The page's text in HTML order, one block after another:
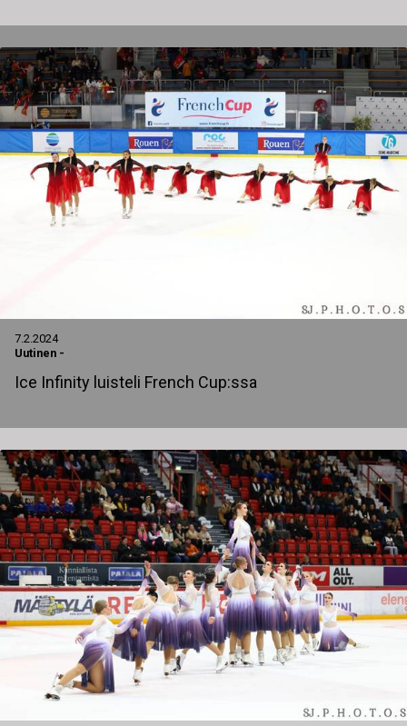
7.2.2024
Uutinen -
Ice Infinity luisteli French Cup:ssa